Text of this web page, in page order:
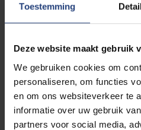
Toestemming
Deze website maakt gebruik
We gebruiken cookies om
personaliseren, om functies
en om ons websiteverkeer te
informatie over uw gebruik
partners voor social media,